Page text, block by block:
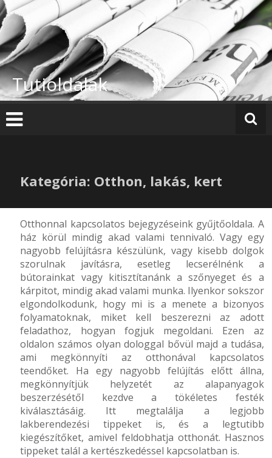
Skip
to
content
Tutioldalak
Kategória: Otthon, lakás, kert
Otthonnal kapcsolatos bejegyzéseink gyűjtőoldala. A
ház körül mindig akad valami tennivaló. Vagy egy
nagyobb felújításra készülünk, vagy kisebb dolgok
szorulnak javításra, esetleg lecserélnénk a
bútorainkat vagy kitisztítanánk a szőnyeget és a
kárpitot, mindig akad valami munka. Ilyenkor sokszor
elgondolkodunk, hogy mi is a menete a bizonyos
folyamatoknak, miket kell beszerezni az adott
feladathoz, hogyan fogjuk megoldani. Ezen az
oldalon számos olyan dologgal bővül majd a tudása,
ami megkönnyíti az otthonával kapcsolatos
teendőket. Ha egy nagyobb felújítás előtt állna,
megkönnyítjük helyzetét az alapanyagok
beszerzésétől kezdve a tökéletes festék
kiválasztásáig. Itt megtalálja a legjobb
lakberendezési tippeket is, és a legtutibb
kiegészítőket, amivel feldobhatja otthonát. Hasznos
tippeket talál a kertészkedéssel kapcsolatban is.